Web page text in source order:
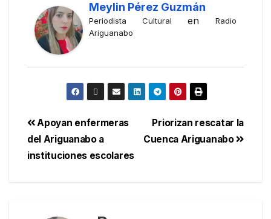
Meylin Pérez Guzmán
Periodista Cultural enRadio
Ariguanabo
Priorizan rescatar la
Cuenca Ariguanabo
Apoyan enfermeras
del Ariguanabo a
instituciones escolares